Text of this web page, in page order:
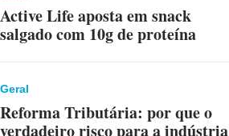
Active Life aposta em snack
salgado com 10g de proteína
Geral
Reforma Tributária: por que o
verdadeiro risco para a indústria